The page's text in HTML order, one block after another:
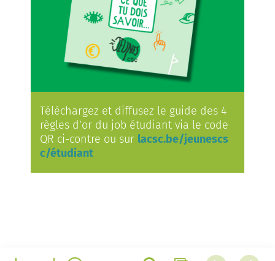
Téléchargez et diffusez le guide des 4
règles d’or du job étudiant via le code
QR ci-contre ou sur lacsc.be/jeunescs
c/étudiant